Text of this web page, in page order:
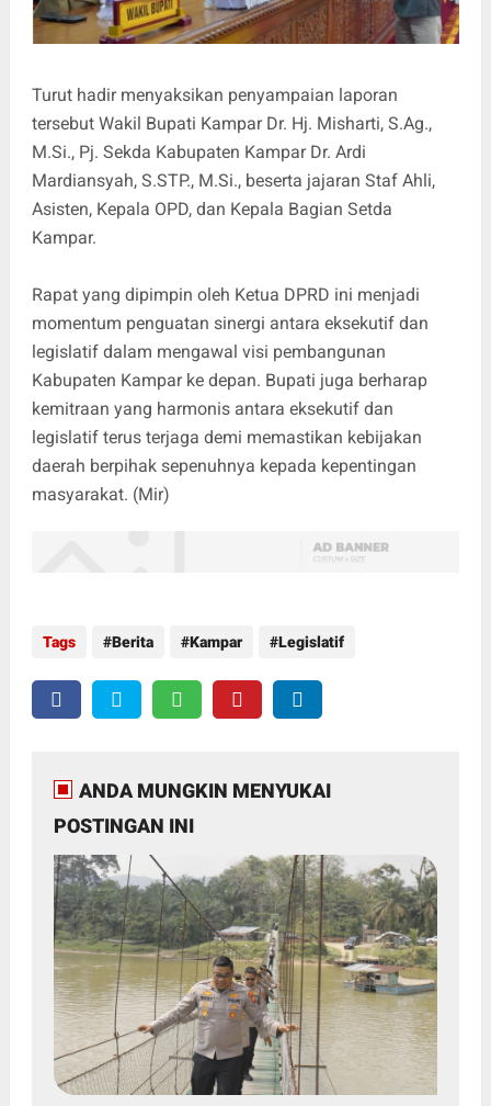
Turut hadir menyaksikan penyampaian laporan
tersebut Wakil Bupati Kampar Dr. Hj. Misharti, S.Ag.,
M.Si., Pj. Sekda Kabupaten Kampar Dr. Ardi
Mardiansyah, S.STP., M.Si., beserta jajaran Staf Ahli,
Asisten, Kepala OPD, dan Kepala Bagian Setda
Kampar.
Rapat yang dipimpin oleh Ketua DPRD ini menjadi
momentum penguatan sinergi antara eksekutif dan
legislatif dalam mengawal visi pembangunan
Kabupaten Kampar ke depan. Bupati juga berharap
kemitraan yang harmonis antara eksekutif dan
legislatif terus terjaga demi memastikan kebijakan
daerah berpihak sepenuhnya kepada kepentingan
masyarakat. (Mir)
Tags Berita Kampar Legislatif
ANDA MUNGKIN MENYUKAI
POSTINGAN INI